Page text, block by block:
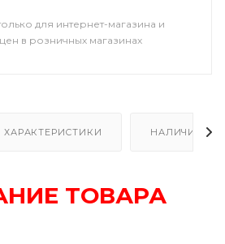
для интернет-магазина и
в розничных магазинах
ХАРАКТЕРИСТИКИ НАЛИЧИЕ
ТОВАРА